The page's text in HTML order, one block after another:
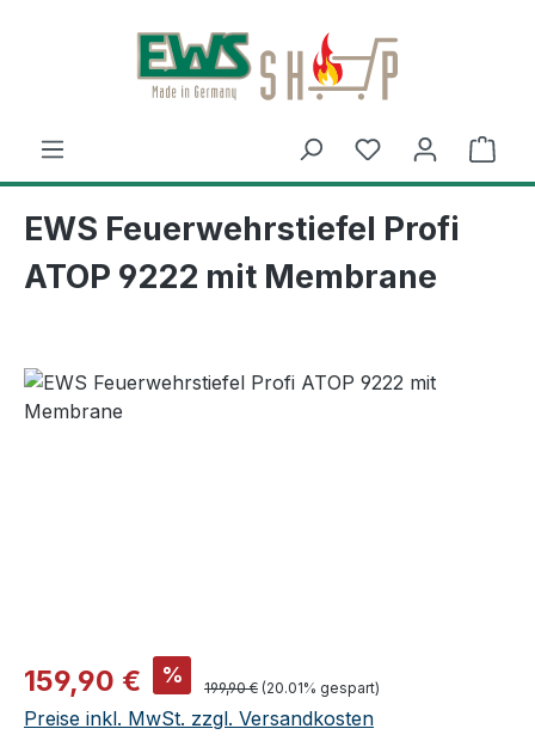
Zum Hauptinhalt springen
EWS Feuerwehrstiefel Profi
ATOP 9222 mit Membrane
Verkaufspreis:
159,90 € % Regulärer Preis:
199,90 € (20.01% gespart)
Preise inkl. MwSt. zzgl. Versandkosten